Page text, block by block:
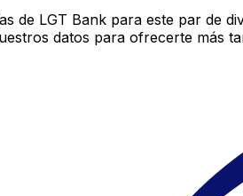
de LGT Bank para este par de
datos para ofrecerte más